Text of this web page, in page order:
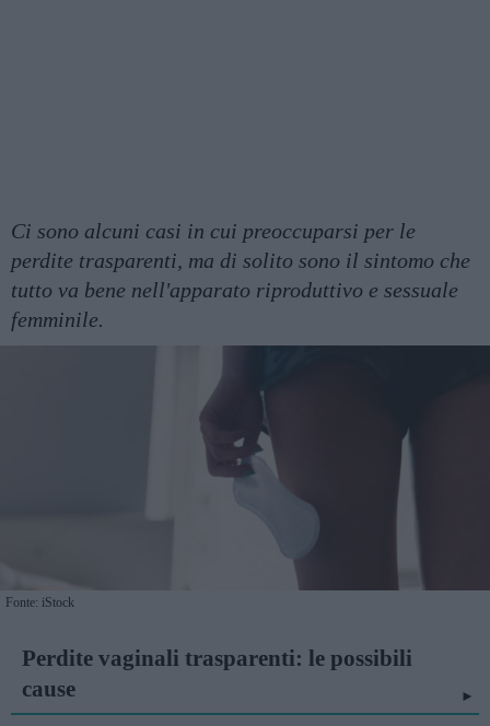
Ci sono alcuni casi in cui preoccuparsi per le
perdite trasparenti, ma di solito sono il sintomo che
tutto va bene nell'apparato riproduttivo e sessuale
femminile.
Fonte: iStock
Perdite vaginali trasparenti: le possibili
cause